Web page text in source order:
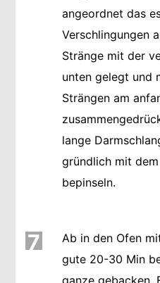
angeordnet das
Verschlingungen
Stränge mit der
unten gelegt und
Strängen am
lange
gründlich mit
bepinseln.
7
Ab in den Ofen
gute 20-30 Min